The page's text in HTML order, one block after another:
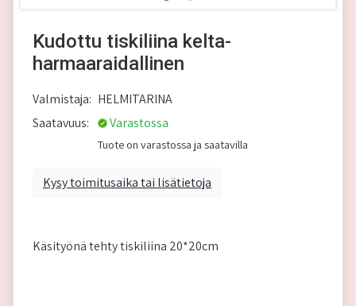
Kudottu tiskiliina kelta-
harmaaraidallinen
Valmistaja: HELMITARINA
Saatavuus:
Varastossa
Tuote on varastossa ja saatavilla
Kysy toimitusaika tai lisätietoja
Käsityönä tehty tiskiliina 20*20cm